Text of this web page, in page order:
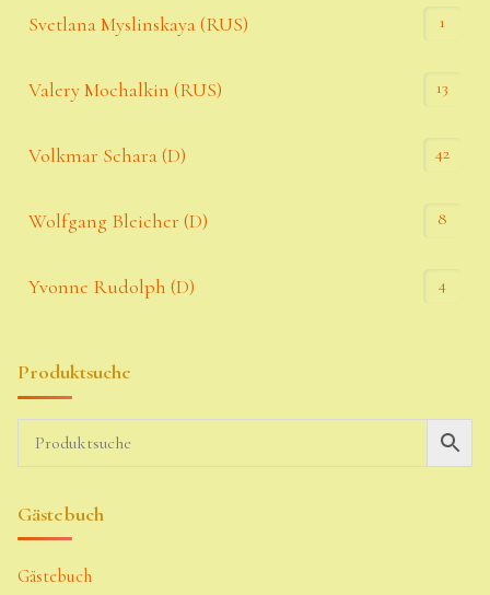
Svetlana Myslinskaya (RUS) 1
Valery Mochalkin (RUS) 13
Volkmar Schara (D) 42
Wolfgang Bleicher (D) 8
Yvonne Rudolph (D) 4
Produktsuche
Gästebuch
Gästebuch